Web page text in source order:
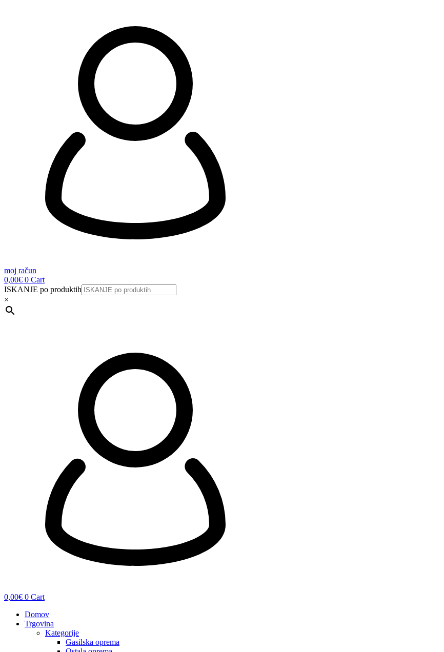
moj račun
0,00€ 0 Cart
ISKANJE po produktih
×
0,00€ 0 Cart
Domov
Trgovina
Kategorije
Gasilska oprema